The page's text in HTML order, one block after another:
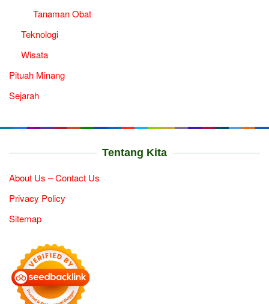
Tanaman Obat
Teknologi
Wisata
Pituah Minang
Sejarah
Tentang Kita
About Us – Contact Us
Privacy Policy
Sitemap